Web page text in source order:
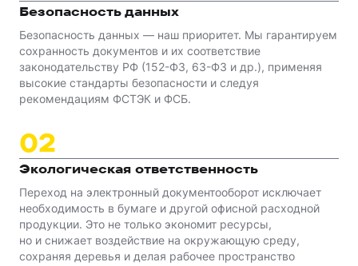
Безопасность данных
Безопасность данных — наш приоритет. Мы гарантируем
сохранность документов и их соответствие
законодательству РФ (152-ФЗ, 63-ФЗ и др.), применяя
высокие стандарты безопасности и следуя
рекомендациям ФСТЭК и ФСБ.
02
Экологическая ответственность
Переход на электронный документооборот исключает
необходимость в бумаге и другой офисной расходной
продукции. Это не только экономит ресурсы,
но и снижает воздействие на окружающую среду,
сохраняя деревья и делая рабочее пространство